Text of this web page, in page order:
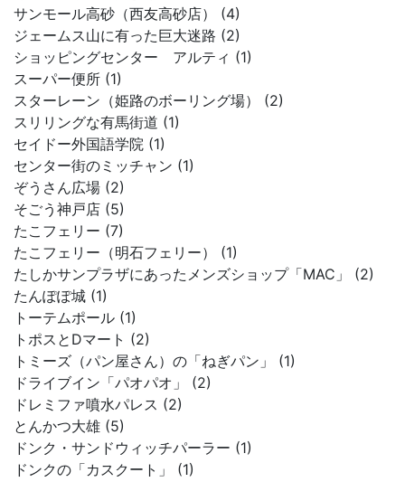
サンモール高砂（西友高砂店） (4)
ジェームス山に有った巨大迷路 (2)
ショッピングセンター アルティ (1)
スーパー便所 (1)
スターレーン（姫路のボーリング場） (2)
スリリングな有馬街道 (1)
セイドー外国語学院 (1)
センター街のミッチャン (1)
ぞうさん広場 (2)
そごう神戸店 (5)
たこフェリー (7)
たこフェリー（明石フェリー） (1)
たしかサンプラザにあったメンズショップ「MAC」 (2)
たんぽぽ城 (1)
トーテムポール (1)
トポスとDマート (2)
トミーズ（パン屋さん）の「ねぎパン」 (1)
ドライブイン「パオパオ」 (2)
ドレミファ噴水パレス (2)
とんかつ大雄 (5)
ドンク・サンドウィッチパーラー (1)
ドンクの「カスクート」 (1)